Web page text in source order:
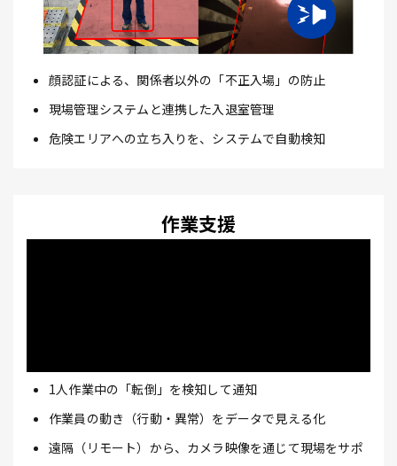
顔認証による、関係者以外の「不正入場」の防止
現場管理システムと連携した入退室管理
危険エリアへの立ち入りを、システムで自動検知
作業支援
1人作業中の「転倒」を検知して通知
作業員の動き（行動・異常）をデータで見える化
遠隔（リモート）から、カメラ映像を通じて現場をサポ